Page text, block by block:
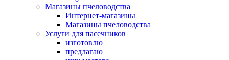
Магазины пчеловодства
Интернет-магазины
Магазины пчеловодства
Услуги для пасечников
изготовлю
предлагаю